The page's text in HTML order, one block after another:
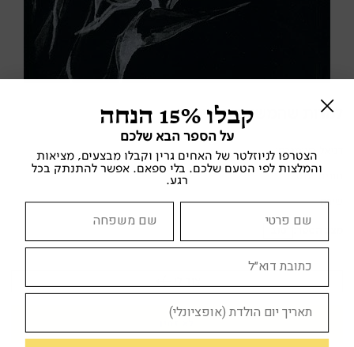
למרות שהמשורר הזהיר
דניאל באומגרטן
שירה
קבלו 15% הנחה
על הספר הבא שלכם
הצטרפו לניוזלטר של האחים גרין וקבלו מבצעים, מציאות
והמלצות לפי הטעם שלכם. בלי ספאם. אפשר להתנתק בכל
רגע.